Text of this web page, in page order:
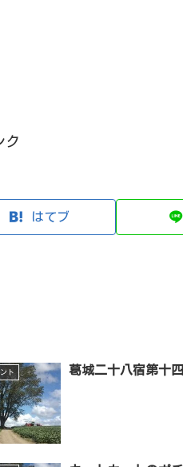
ク
はてブ
ト 葛城二十八宿第十